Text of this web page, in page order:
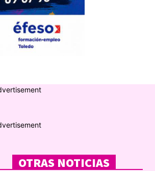
OTRAS NOTICIAS